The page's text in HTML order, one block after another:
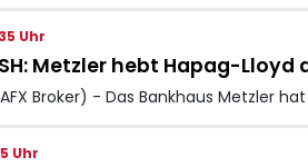
Uhr
Metzler hebt Hapag-Lloyd
AFX Broker) - Das Bankhaus Metzler
Uhr